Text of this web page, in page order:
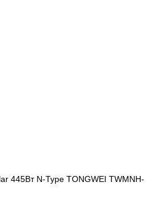
445Вт N-Type TONGWEI TWMNH-